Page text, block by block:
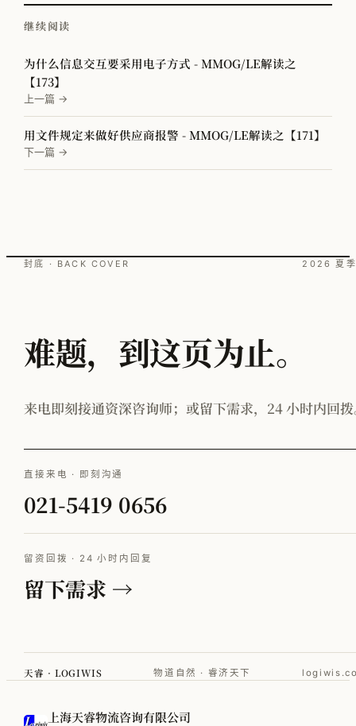
继续阅读
为什么信息交互要采用电子方式 - MMOG/LE解读之
【173】
上一篇 →
用文件规定来做好供应商报警 - MMOG/LE解读之【171】
下一篇 →
封底 · BACK COVER 2026 夏
难题，到这页为止。
来电即刻接通资深咨询师；或留下需求，24 小时内回
直接来电 · 即刻沟通
021-5419 0656
留资回拨 · 24 小时内回复
留下需求 →
天睿 · LOGIWIS 物道自然 · 睿济天下
上海天睿物流咨询有限公司